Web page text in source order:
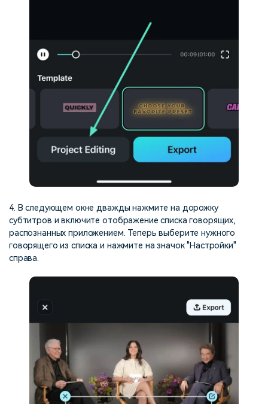
4. В следующем окне дважды нажмите на дорожку
субтитров и включите отображение списка говорящих,
распознанных приложением. Теперь выберите нужного
говорящего из списка и нажмите на значок "Настройки"
справа.